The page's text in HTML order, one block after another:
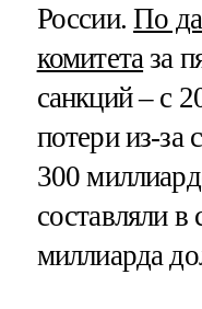
России.По
комитета за
санкций – с
потери из-за
300
составляли в
миллиарда